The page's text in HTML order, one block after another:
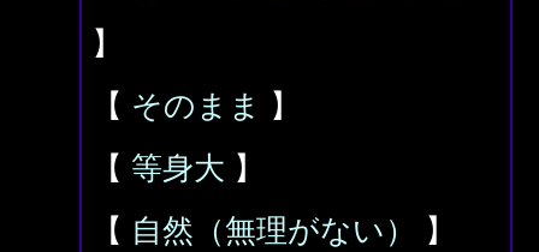
】
【 そのまま
】
【 等身大 】
【 自然（無理がない）
】